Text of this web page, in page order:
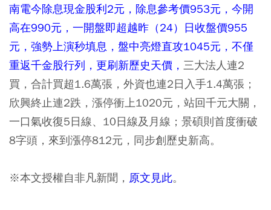
南電今除息現金股利2元，除息參考價953元，今開
高在990元，一開盤即超越昨（24）日收盤價955
元，強勢上演秒填息，盤中亮燈直攻1045元，不僅
重返千金股行列，更刷新歷史天價， 三大法人連2
買，合計買超1.6萬張，外資也連2日入手1.4萬張；
欣興終止連2跌，漲停衝上1020元，站回千元大關，
一口氣收復5日線、10日線及月線；景碩則首度衝破
8字頭，來到漲停812元，同步創歷史新高。
※本文授權自非凡新聞， 原文見此。